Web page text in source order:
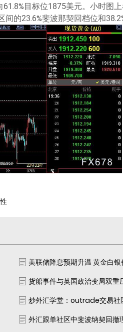
目标位1875美元。小时图
的23.6%斐波那契回档位和
美联储降息预期升温 黄金白
货船事件与英国政治变局双重
炒外汇学堂：outrade交易社
外汇跟单社区中斐波纳契回撤